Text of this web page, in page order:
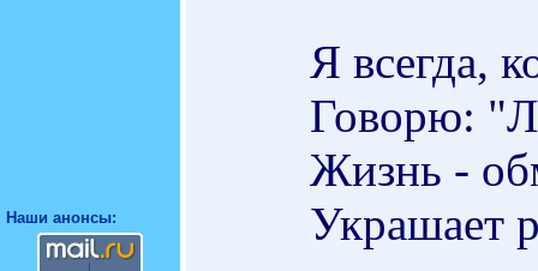
Наши анонсы:
Я всегда,
Говорю:
Жизнь -
Украшает